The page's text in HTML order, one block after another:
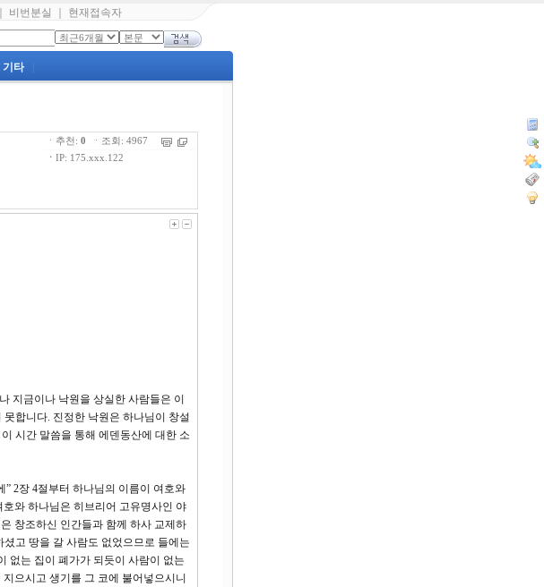
비번분실 현재접속자
기타
ㆍ추천: 0 ㆍ조회: 4967
ㆍ IP: 175.xxx.122
지금이나 낙원을 상실한 사람들은 이
합니다. 진정한 낙원은 하나님이 창설
시간 말씀을 통해 에덴동산에 대한 소
2장 4절부터 하나님의 이름이 여호와
와 하나님은 히브리어 고유명사인 야
창조하신 인간들과 함께 하사 교제하
고 땅을 갈 사람도 없었으므로 들에는
없는 집이 폐가가 되듯이 사람이 없는
으시고 생기를 그 코에 불어넣으시니